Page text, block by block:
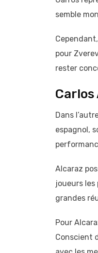
semble
pour
rester
Dans
espagnol,
Alcaraz
joueurs
grandes
Pour
Conscient